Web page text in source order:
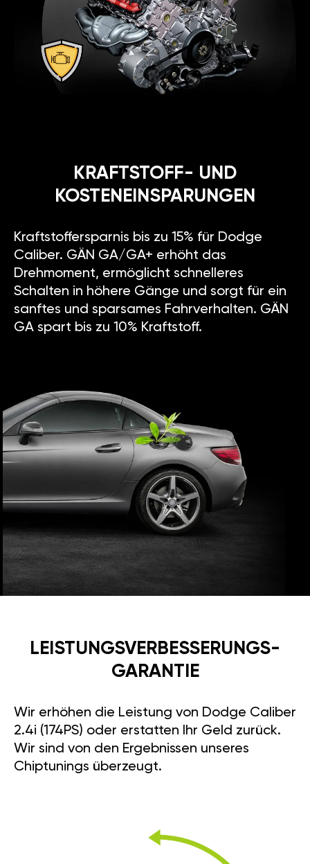
KRAFTSTOFF- UND
KOSTENEINSPARUNGEN
Kraftstoffersparnis bis zu 15% für Dodge
Caliber. GÄN GA/GA+ erhöht das
Drehmoment, ermöglicht schnelleres
Schalten in höhere Gänge und sorgt für ein
sanftes und sparsames Fahrverhalten. GÄN
GA spart bis zu 10% Kraftstoff.
LEISTUNGSVERBESSE­RUNGS­
GARANTIE
Wir erhöhen die Leistung von Dodge Caliber
2.4i (174PS) oder erstatten Ihr Geld zurück.
Wir sind von den Ergebnissen unseres
Chiptunings überzeugt.